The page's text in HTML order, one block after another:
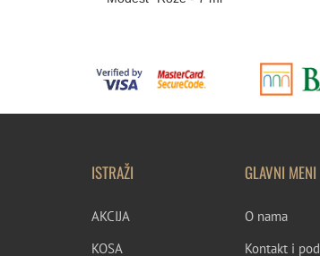
ISTRAŽI
AKCIJA
KOSA
GLAVNI MENI
O nama
Kontakt i